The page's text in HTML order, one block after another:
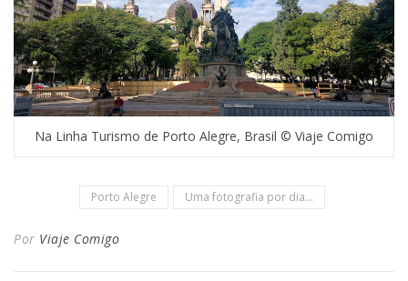
Na Linha Turismo de Porto Alegre, Brasil © Viaje Comigo
Porto Alegre Uma fotografia por dia...
Por Viaje Comigo